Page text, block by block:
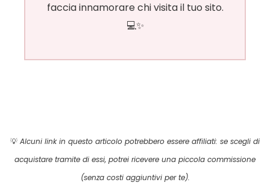
faccia innamorare chi visita il tuo sito.
💻✨
💡 Alcuni link in questo articolo potrebbero essere affiliati: se scegli di
acquistare tramite di essi, potrei ricevere una piccola commissione
(senza costi aggiuntivi per te).